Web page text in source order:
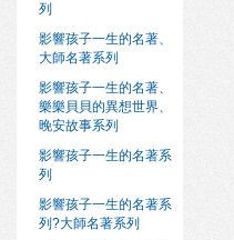
列
影響孩子一生的名著、
大師名著系列
影響孩子一生的名著、
樂樂貝貝的異想世界、
晚安故事系列
影響孩子一生的名著系
列
影響孩子一生的名著系
列?大師名著系列